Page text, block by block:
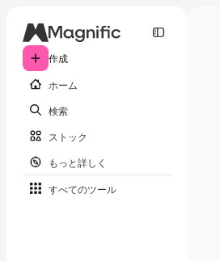
作成
ホーム
検索
ストック
もっと詳しく
すべてのツール